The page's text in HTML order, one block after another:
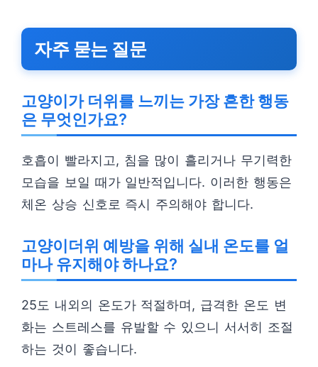
자주 묻는 질문
고양이가 더위를 느끼는 가장 흔한 행동
은 무엇인가요?
호흡이 빨라지고, 침을 많이 흘리거나 무기력한
모습을 보일 때가 일반적입니다. 이러한 행동은
체온 상승 신호로 즉시 주의해야 합니다.
고양이더위 예방을 위해 실내 온도를 얼
마나 유지해야 하나요?
25도 내외의 온도가 적절하며, 급격한 온도 변
화는 스트레스를 유발할 수 있으니 서서히 조절
하는 것이 좋습니다.